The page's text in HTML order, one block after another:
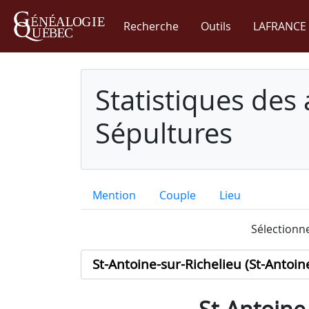
Recherche Outils
Statistiques des
Sépultures
Mention Couple Lieu